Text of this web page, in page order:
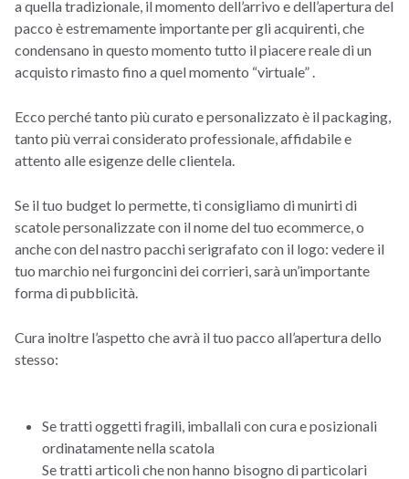
a quella tradizionale, il momento dell’arrivo e dell’apertura del
pacco è estremamente importante per gli acquirenti, che
condensano in questo momento tutto il piacere reale di un
acquisto rimasto fino a quel momento “virtuale” .
Ecco perché tanto più curato e personalizzato è il packaging,
tanto più verrai considerato professionale, affidabile e
attento alle esigenze delle clientela.
Se il tuo budget lo permette, ti consigliamo di munirti di
scatole personalizzate con il nome del tuo ecommerce, o
anche con del nastro pacchi serigrafato con il logo: vedere il
tuo marchio nei furgoncini dei corrieri, sarà un’importante
forma di pubblicità.
Cura inoltre l’aspetto che avrà il tuo pacco all’apertura dello
stesso:
Se tratti oggetti fragili, imballali con cura e posizionali
ordinatamente nella scatola
Se tratti articoli che non hanno bisogno di particolari